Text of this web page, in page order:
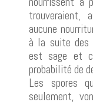
trouveraient,
aucune
à la suite des
est sage et
probabilité de
Les spores
seulement,